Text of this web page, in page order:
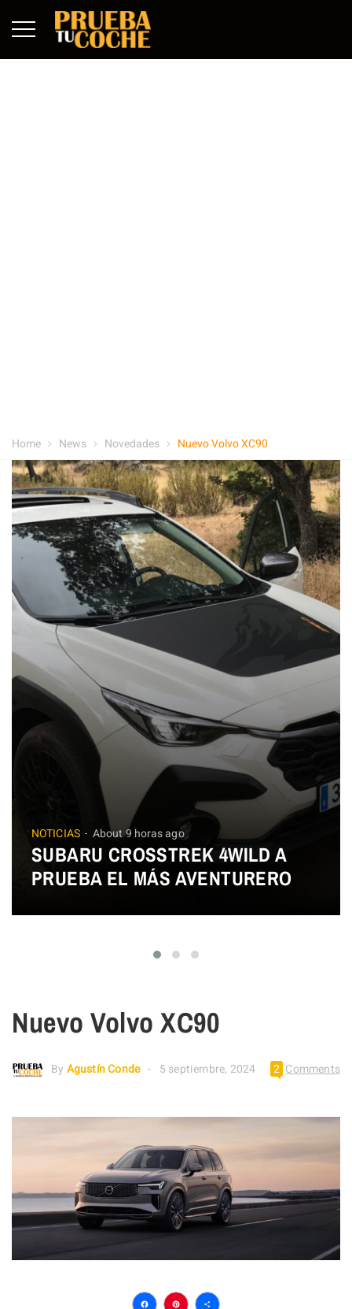
Home News Novedades Nuevo Volvo XC90
NOTICIAS About 9 horas ago
SUBARU CROSSTREK 4WILD A
PRUEBA EL MÁS AVENTURERO
Nuevo Volvo XC90
By Agustín Conde 5 septiembre, 2024 2 Comments